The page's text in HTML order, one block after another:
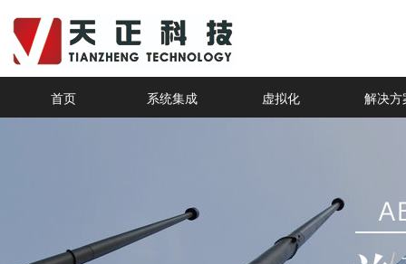
首页 系统集成 虚拟化 解决方